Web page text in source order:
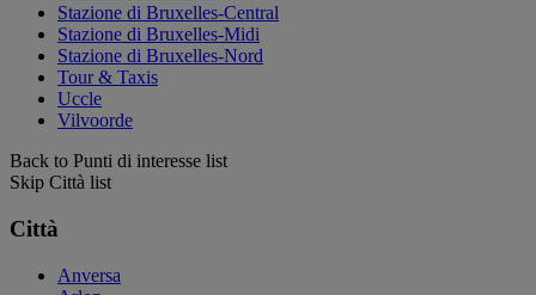
Stazione di Bruxelles-Central
Stazione di Bruxelles-Midi
Stazione di Bruxelles-Nord
Tour & Taxis
Uccle
Vilvoorde
Back to Punti di interesse list
Skip Città list
Città
Anversa